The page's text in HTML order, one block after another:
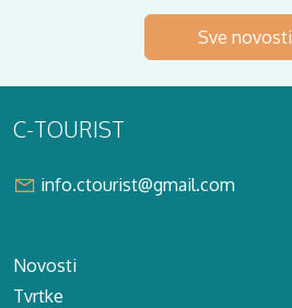
Sve novosti
C-TOURIST
info.ctourist@gmail.com
Novosti
Tvrtke